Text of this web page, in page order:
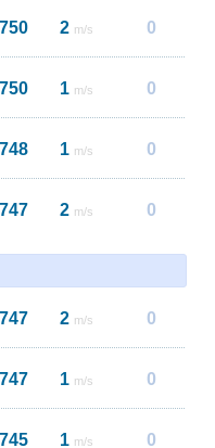
750 2 m/s 0
750 1 m/s 0
748 1 m/s 0
747 2 m/s 0
747 2 m/s 0
747 1 m/s 0
745 1 m/s 0